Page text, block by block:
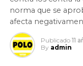
norma que se
afecta
Publicado 11
By admin